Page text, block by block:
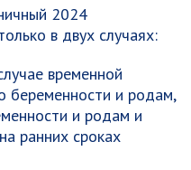
2024
в двух случаях:
временной
беременности и родам,
и родам и
ранних сроках